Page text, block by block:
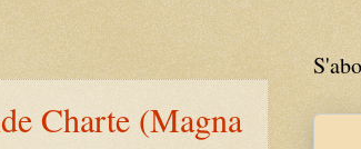
Charte (Magna